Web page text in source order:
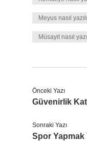
Meyus nasıl
Müsayit nasıl
Önceki Yazı
Güvenirlik Kat
Sonraki Yazı
Spor Yapmak